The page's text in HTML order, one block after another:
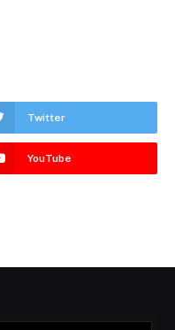
Twitter
YouTube